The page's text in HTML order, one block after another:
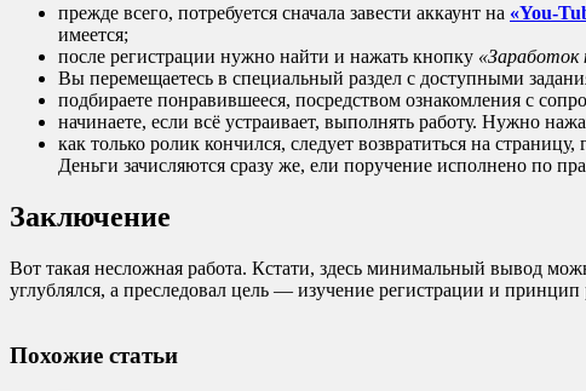
прежде всего, потребуется сначала завести аккаунт на «You-
имеется;
после регистрации нужно найти и нажать кнопку «Заработок
Вы перемещаетесь в специальный раздел с доступными
подбираете понравившееся, посредством ознакомления с
начинаете, если всё устраивает, выполнять работу. Нужно
как только ролик кончился, следует возвратиться на
Деньги зачисляются сразу же, ели поручение исполнено по
Заключение
Вот такая несложная работа. Кстати, здесь минимальный вывод
углублялся, а преследовал цель — изучение регистрации и принцип
Похожие статьи